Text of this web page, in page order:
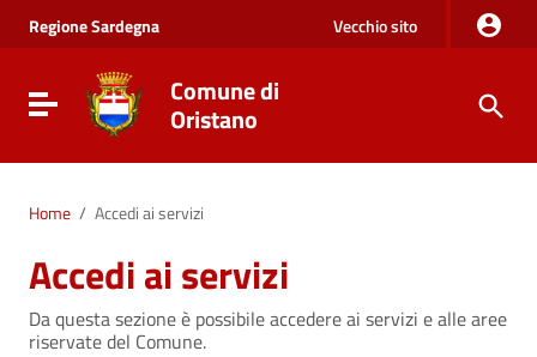
Vai alla navigazione del sito
Vai al Footer
RegioneSardegna Vecchio sito
Visualizza/nascondi menu di navigazione
Comune di
Oristano
Home / Accedi ai servizi
Accedi ai servizi
Da questa sezione è possibile accedere ai servizi e alle aree
riservate del Comune.